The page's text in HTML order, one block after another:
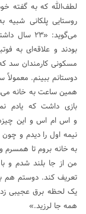
لطف‌الله که به گفته
روستایی پلکانی
می‌گوید:
بودند و علاقه‌ای به
مسکونی کارمندان سد
همین ساعت به خانه
بازی داشت که یادم
و اس ام اس و این
نیمه اول را دیدم و
به خانه بروم تا همسرم
من از جا بلند شدم و
تعریف کند. دوستم هم
یک لحظه برق عجیبی
همه جا لرزید.»